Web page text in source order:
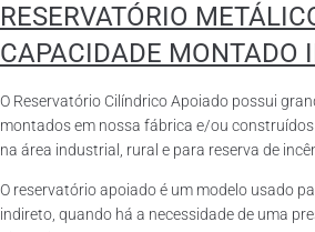
RESERVATÓRIO
CAPACIDADE MONTADO
O Reservatório Cilíndrico Apoiado possui
montados em nossa fábrica e/ou construídos
na área industrial, rural e para reserva de
O reservatório apoiado é um modelo usado
indireto, quando há a necessidade de uma